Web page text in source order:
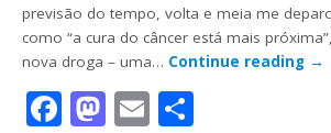
previsão do tempo, volta e meia me
como “a cura do câncer está mais
nova droga – uma… Continue reading →
Facebook
Mastodon
Email